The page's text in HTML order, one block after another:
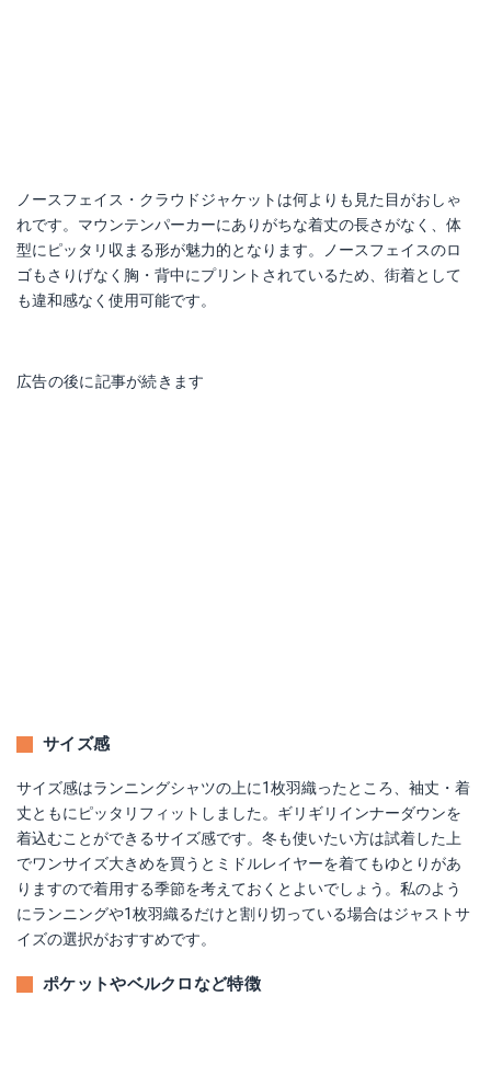
ノースフェイス・クラウドジャケットは何よりも見た目がおしゃ
れです。マウンテンパーカーにありがちな着丈の長さがなく、体
型にピッタリ収まる形が魅力的となります。ノースフェイスのロ
ゴもさりげなく胸・背中にプリントされているため、街着として
も違和感なく使用可能です。
広告の後に記事が続きます
サイズ感
サイズ感はランニングシャツの上に1枚羽織ったところ、袖丈・着
丈ともにピッタリフィットしました。ギリギリインナーダウンを
着込むことができるサイズ感です。冬も使いたい方は試着した上
でワンサイズ大きめを買うとミドルレイヤーを着てもゆとりがあ
りますので着用する季節を考えておくとよいでしょう。私のよう
にランニングや1枚羽織るだけと割り切っている場合はジャストサ
イズの選択がおすすめです。
ポケットやベルクロなど特徴